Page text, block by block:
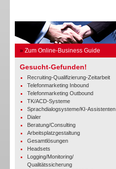
» Zum Online-Business Guide
Gesucht-Gefunden!
Recruiting-Qualifizierung-Zeitarbeit
Telefonmarketing Inbound
Telefonmarketing Outbound
TK/ACD-Systeme
Sprachdialogsysteme/KI-Assistenten
Dialer
Beratung/Consulting
Arbeitsplatzgestaltung
Gesamtlösungen
Headsets
Logging/Monitoring/
Qualitätssicherung